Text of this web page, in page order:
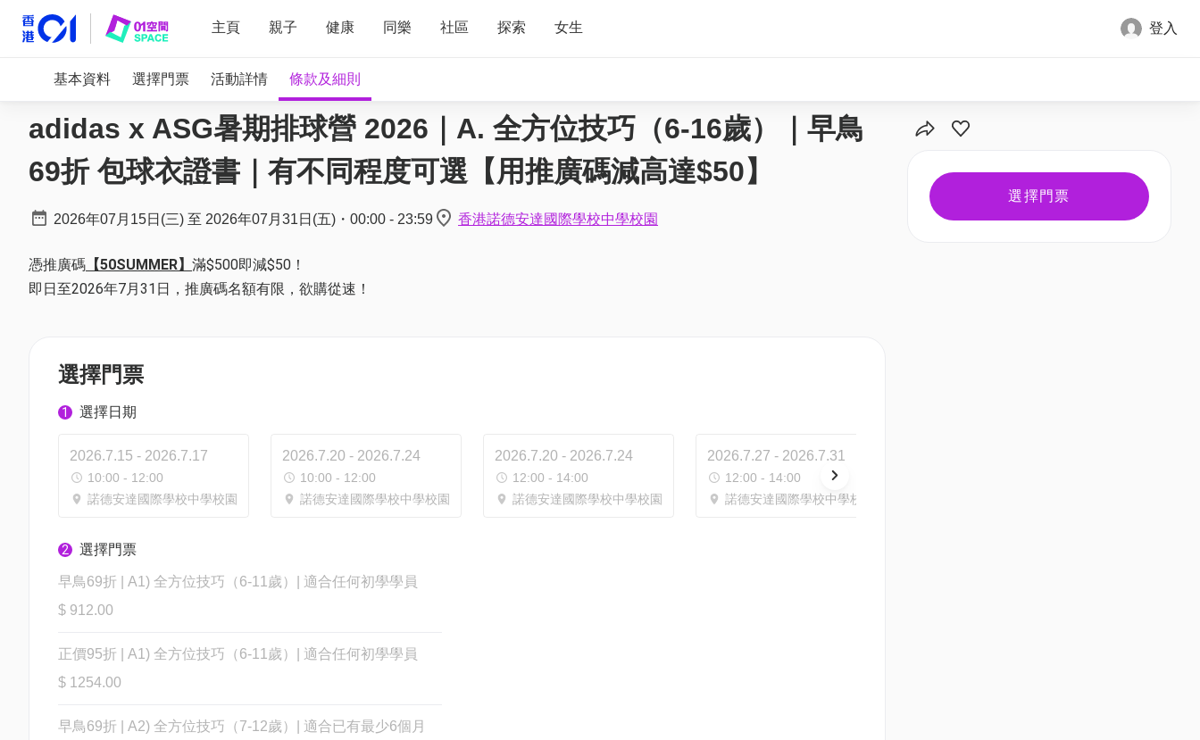
登入
主頁 親子 健康 同樂 社區 探索 女生
基本資料 選擇門票 活動詳情 條款及細則
adidas x ASG暑期排球營 2026｜A. 全方位技巧（6-16歲）｜早鳥
69折 包球衣證書｜有不同程度可選【用推廣碼減高達$50】
2026年07月15日(三) 至 2026年07月31日(五) ・ 00:00 - 23:59 ⾹港諾德安達國際學校中學校園
憑推廣碼 【50SUMMER】 滿$500即減$50！
即日至2026年7月31日，推廣碼名額有限，欲購從速！
選擇門票
1 選擇日期
2026.7.15 - 2026.7.17
10:00 - 12:00
諾德安達國際學校中學校園
2026.7.20 - 2026.7.24
10:00 - 12:00
諾德安達國際學校中學校園
2026.7.20 - 2026.7.24
12:00 - 14:00
諾德安達國際學校中學校園
2026.7.27 - 2026.7.31
12:00 - 14:00
諾德安達國際學校中學校園
2 選擇門票
早鳥69折 | A1) 全方位技巧（6-11歲）| 適合任何初學學員
$ 912.00
正價95折 | A1) 全方位技巧（6-11歲）| 適合任何初學學員
$ 1254.00
早鳥69折 | A2) 全方位技巧（7-12歲）| 適合已有最少6個月
選擇門票